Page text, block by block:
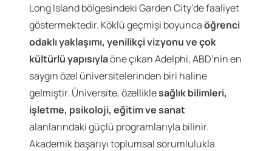
Long Island bölgesindeki Garden City’de faaliyet
göstermektedir. Köklü geçmişi boyuncaöğrenci
odaklı yaklaşımı, yenilikçi vizyonu ve çok
kültürlü yapısıylaöne çıkan Adelphi, ABD’nin en
saygın özel üniversitelerinden biri haline
gelmiştir. Üniversite, özelliklesağlık bilimleri,
işletme, psikoloji, eğitim ve sanat
alanlarındaki güçlü programlarıyla bilinir.
Akademik başarıyı toplumsal sorumlulukla